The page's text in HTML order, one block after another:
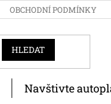
OBCHODNÍ PODMÍNKY
HLEDAT
Navštivte